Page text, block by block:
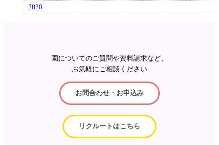
2020
園についてのご質問や資料請求など、
お気軽にご相談ください
お問合わせ・お申込み
リクルートはこちら